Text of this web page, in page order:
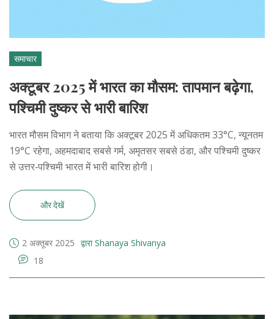
समाचार
अक्टूबर 2025 में भारत का मौसम: तापमान बढ़ेगा,
पश्चिमी दुष्कर से भारी बारिश
भारत मौसम विभाग ने बताया कि अक्टूबर 2025 में अधिकतम 33°C, न्यूनतम
19°C रहेगा, अहमदाबाद सबसे गर्म, अमृतसर सबसे ठंडा, और पश्चिमी दुष्कर
से उत्तर‑पश्चिमी भारत में भारी बारिश होगी।
और देखें
2 अक्तूबर 2025 द्वारा Shanaya Shivanya
18